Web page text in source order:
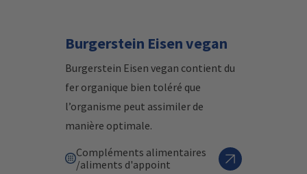
Burgerstein Eisen vegan
Burgerstein Eisen vegan contient du
fer organique bien toléré que
l’organisme peut assimiler de
manière optimale.
Compléments alimentaires
/aliments d'appoint